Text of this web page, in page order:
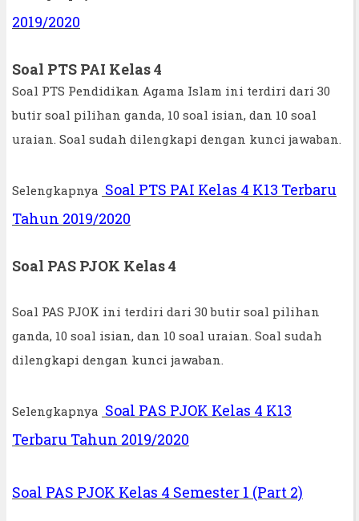
2019/2020
Soal PTS PAI Kelas 4
Soal PTS Pendidikan Agama Islam ini terdiri dari 30
butir soal pilihan ganda, 10 soal isian, dan 10 soal
uraian. Soal sudah dilengkapi dengan kunci jawaban.
Selengkapnya Soal PTS PAI Kelas 4 K13 Terbaru
Tahun 2019/2020
Soal PAS PJOK Kelas 4
Soal PAS PJOK ini terdiri dari 30 butir soal pilihan
ganda, 10 soal isian, dan 10 soal uraian. Soal sudah
dilengkapi dengan kunci jawaban.
Selengkapnya Soal PAS PJOK Kelas 4 K13
Terbaru Tahun 2019/2020
Soal PAS PJOK Kelas 4 Semester 1 (Part 2)